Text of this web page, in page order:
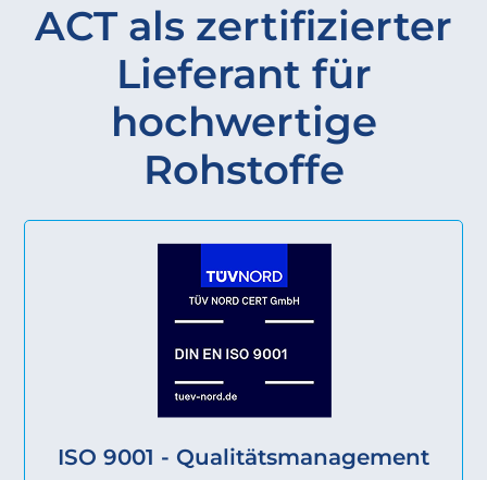
ACT als zertifizierter
Lieferant für
hochwertige
Rohstoffe
ISO 9001 - Qualitätsmanagement